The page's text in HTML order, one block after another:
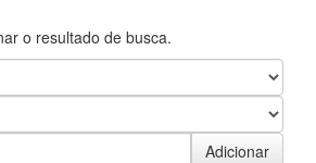
o resultado de busca.